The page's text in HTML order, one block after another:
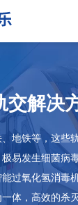
交解决
地铁等，这些
易发生细菌病
过氧化氢消毒
体，高效的杀